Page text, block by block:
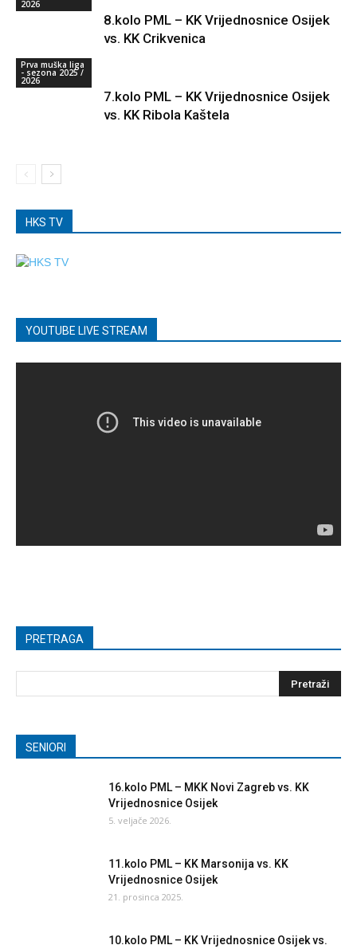
2026
8.kolo PML – KK Vrijednosnice Osijek
vs. KK Crikvenica
Prva muška liga
- sezona 2025 /
2026
7.kolo PML – KK Vrijednosnice Osijek
vs. KK Ribola Kaštela
HKS TV
YOUTUBE LIVE STREAM
PRETRAGA
SENIORI
16.kolo PML – MKK Novi Zagreb vs. KK
Vrijednosnice Osijek
5. veljače 2026.
11.kolo PML – KK Marsonija vs. KK
Vrijednosnice Osijek
21. prosinca 2025.
10.kolo PML – KK Vrijednosnice Osijek vs.